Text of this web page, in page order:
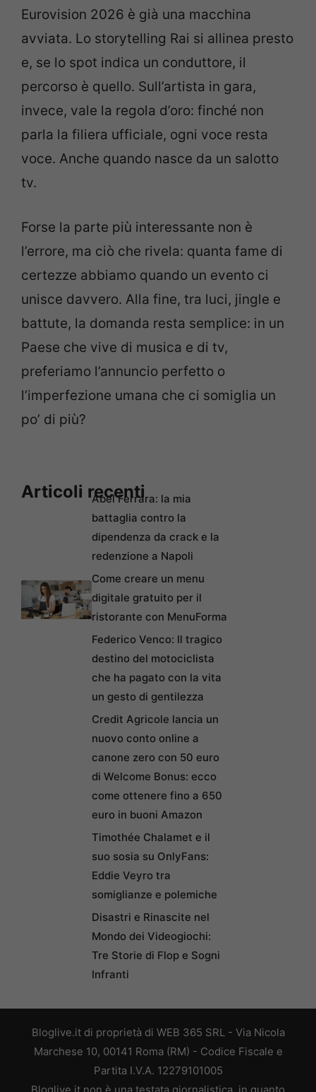
Eurovision 2026 è già una macchina
avviata. Lo storytelling Rai si allinea presto
e, se lo spot indica un conduttore, il
percorso è quello. Sull’artista in gara,
invece, vale la regola d’oro: finché non
parla la filiera ufficiale, ogni voce resta
voce. Anche quando nasce da un salotto
tv.
Forse la parte più interessante non è
l’errore, ma ciò che rivela: quanta fame di
certezze abbiamo quando un evento ci
unisce davvero. Alla fine, tra luci, jingle e
battute, la domanda resta semplice: in un
Paese che vive di musica e di tv,
preferiamo l’annuncio perfetto o
l’imperfezione umana che ci somiglia un
po’ di più?
Articoli recenti
Abel Ferrara: la mia
battaglia contro la
dipendenza da crack e la
redenzione a Napoli
Come creare un menu
digitale gratuito per il
ristorante con MenuForma
Federico Venco: Il tragico
destino del motociclista
che ha pagato con la vita
un gesto di gentilezza
Credit Agricole lancia un
nuovo conto online a
canone zero con 50 euro
di Welcome Bonus: ecco
come ottenere fino a 650
euro in buoni Amazon
Timothée Chalamet e il
suo sosia su OnlyFans:
Eddie Veyro tra
somiglianze e polemiche
Disastri e Rinascite nel
Mondo dei Videogiochi:
Tre Storie di Flop e Sogni
Infranti
Bloglive.it di proprietà di WEB 365 SRL - Via Nicola
Marchese 10, 00141 Roma (RM) - Codice Fiscale e
Partita I.V.A. 12279101005